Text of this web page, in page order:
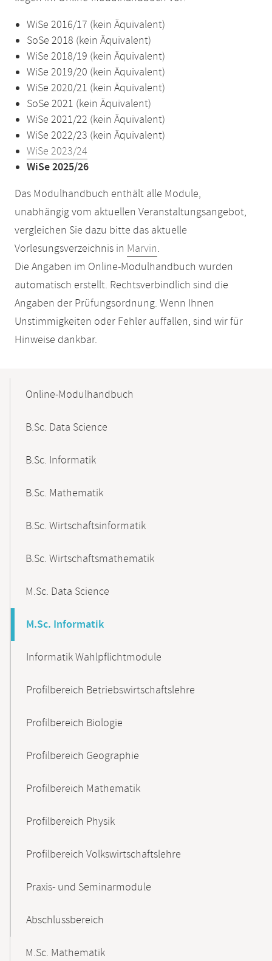
WiSe 2016/17 (kein Äquivalent)
SoSe 2018 (kein Äquivalent)
WiSe 2018/19 (kein Äquivalent)
WiSe 2019/20 (kein Äquivalent)
WiSe 2020/21 (kein Äquivalent)
SoSe 2021 (kein Äquivalent)
WiSe 2021/22 (kein Äquivalent)
WiSe 2022/23 (kein Äquivalent)
WiSe 2023/24
WiSe 2025/26
Das Modulhandbuch enthält alle Module,
unabhängig vom aktuellen Veranstaltungsangebot,
vergleichen Sie dazu bitte das aktuelle
Vorlesungsverzeichnis in Marvin.
Die Angaben im Online-Modulhandbuch wurden
automatisch erstellt. Rechtsverbindlich sind die
Angaben der Prüfungsordnung. Wenn Ihnen
Unstimmigkeiten oder Fehler auffallen, sind wir für
Hinweise dankbar.
NavigationOnline-Modulhandbuch
B.Sc. Data Science
B.Sc. Informatik
B.Sc. Mathematik
B.Sc. Wirtschaftsinformatik
B.Sc. Wirtschaftsmathematik
M.Sc. Data Science
M.Sc. Informatik
Informatik Wahlpflichtmodule
Profilbereich Betriebswirtschaftslehre
Profilbereich Biologie
Profilbereich Geographie
Profilbereich Mathematik
Profilbereich Physik
Profilbereich Volkswirtschaftslehre
Praxis- und Seminarmodule
Abschlussbereich
M.Sc. Mathematik